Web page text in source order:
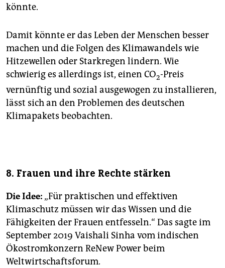
könnte.
Damit könnte er das Leben der Menschen besser
machen und die Folgen des Klimawandels wie
Hitzewellen oder Starkregen lindern. Wie
schwierig es allerdings ist, einen CO2-Preis
vernünftig und sozial ausgewogen zu installieren,
lässt sich an den Problemen des deutschen
Klimapakets beobachten.
8. Frauen und ihre Rechte stärken
Die Idee: „Für praktischen und effektiven
Klimaschutz müssen wir das Wissen und die
Fähigkeiten der Frauen entfesseln.“ Das sagte im
September 2019 Vaishali Sinha vom indischen
Ökostromkonzern ReNew Power beim
Weltwirtschaftsforum.